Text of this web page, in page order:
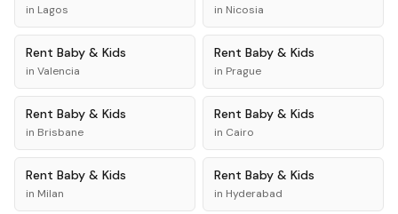
in Lagos in Nicosia
Rent Baby & Kids
in Valencia
Rent Baby & Kids
in Prague
Rent Baby & Kids
in Brisbane
Rent Baby & Kids
in Cairo
Rent Baby & Kids
in Milan
Rent Baby & Kids
in Hyderabad